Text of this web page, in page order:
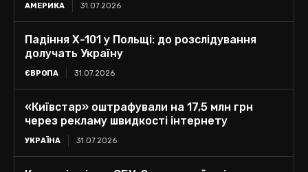
АМЕРИКА 31.07.2026
Падіння Х-101 у Польщі: до розслідування
долучать Україну
ЄВРОПА 31.07.2026
«Київстар» оштрафували на 17,5 млн грн
через рекламу швидкості інтернету
УКРАЇНА 31.07.2026